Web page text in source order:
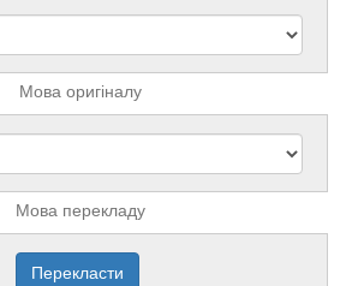
Мова оригіналу
Мова перекладу